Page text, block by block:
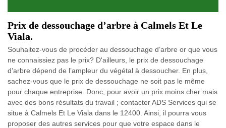
Prix de dessouchage d’arbre à Calmels Et Le
Viala.
Souhaitez-vous de procéder au dessouchage d’arbre or que vous
ne connaissiez pas le prix? D'ailleurs, le prix de dessouchage
d’arbre dépend de l’ampleur du végétal à dessoucher. En plus,
sachez-vous que le prix de dessouchage ne soit pas le même
pour chaque entreprise. Donc, pour avoir un prix moins cher mais
avec des bons résultats du travail ; contacter ADS Services qui se
situe à Calmels Et Le Viala dans le 12400. Ainsi, il pourra vous
proposer des autres services pour que votre espace dans le